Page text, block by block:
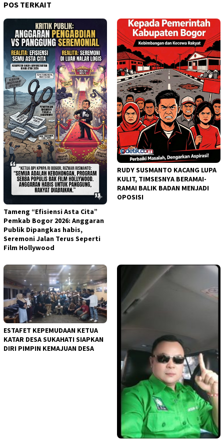
POS TERKAIT
Tameng “Efisiensi Asta Cita”
Pemkab Bogor 2026: Anggaran
Publik Dipangkas habis,
Seremoni Jalan Terus Seperti
Film Hollywood
RUDY SUSMANTO KACANG LUPA
KULIT, TIMSESNYA BERAMAI-
RAMAI BALIK BADAN MENJADI
OPOSISI
ESTAFET KEPEMUDAAN KETUA
KATAR DESA SUKAHATI SIAPKAN
DIRI PIMPIN KEMAJUAN DESA